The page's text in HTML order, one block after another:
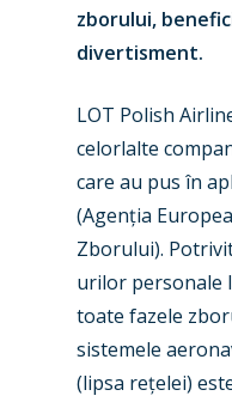
zborului,
divertisment.
LOT Polish
celorlalte
care au pus în
(Agenția
Zborului).
urilor personale
toate fazele
sistemele
(lipsa rețelei)